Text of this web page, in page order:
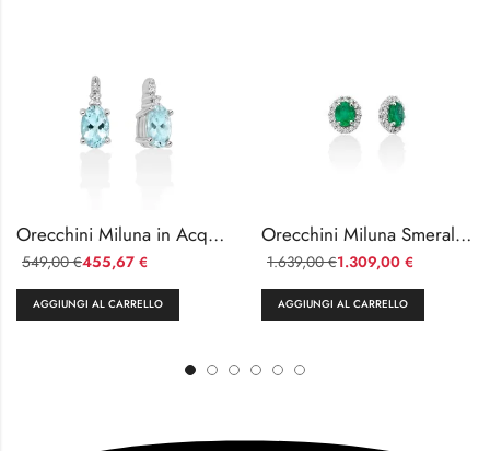
Orecchini Miluna in Acquamarina e Diamanti
455,67 €
549,00€
AGGIUNGI AL CARRELLO
Orecchini Miluna Smeraldo e Diamanti in Oro 18kt
1.309,00 €
1.639,00€
AGGIUNGI AL CARRELLO